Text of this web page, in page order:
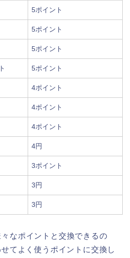
5ポイント
5ポイント
5ポイント
5ポイント
4ポイント
4ポイント
4ポイント
4円
3ポイント
3円
3円
なポイントと交換できるの
てよく使うポイントに交換し